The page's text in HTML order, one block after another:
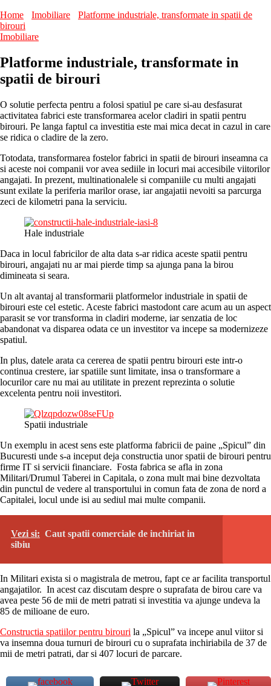
Home
Imobiliare
Platforme industriale, transformate in spatii de
birouri
Imobiliare
Platforme industriale, transformate in
spatii de birouri
O solutie perfecta pentru a folosi spatiul pe care si-au desfasurat
activitatea fabrici este transformarea acelor cladiri in spatii pentru
birouri. Pe langa faptul ca investitia este mai mica decat in cazul in care
se ridica o cladire de la zero.
Totodata, transformarea fostelor fabrici in spatii de birouri inseamna ca
si aceste noi companii vor avea sediile in locuri mai accesibile viitorilor
angajati. In prezent, multinationalele si companiile cu multi angajati
sunt exilate la periferia marilor orase, iar angajatii nevoiti sa parcurga
zeci de kilometri pana la serviciu.
Hale industriale
Daca in locul fabricilor de alta data s-ar ridica aceste spatii pentru
birouri, angajati nu ar mai pierde timp sa ajunga pana la birou
dimineata si seara.
Un alt avantaj al transformarii platformelor industriale in spatii de
birouri este cel estetic. Aceste fabrici mastodont care acum au un aspect
parasit se vor transforma in cladiri moderne, iar senzatia de loc
abandonat va disparea odata ce un investitor va incepe sa modernizeze
spatiul.
In plus, datele arata ca cererea de spatii pentru birouri este intr-o
continua crestere, iar spatiile sunt limitate, insa o transformare a
locurilor care nu mai au utilitate in prezent reprezinta o solutie
excelenta pentru noii investitori.
Spatii industriale
Un exemplu in acest sens este platforma fabricii de paine „Spicul” din
Bucuresti unde s-a inceput deja constructia unor spatii de birouri pentru
firme IT si servicii financiare. Fosta fabrica se afla in zona
Militari/Drumul Taberei in Capitala, o zona mult mai bine dezvoltata
din punctul de vedere al transportului in comun fata de zona de nord a
Capitalei, locul unde isi au sediul mai multe companii.
Vezi si: Caut spatii comerciale de inchiriat in
sibiu
In Militari exista si o magistrala de metrou, fapt ce ar facilita transportul
angajatilor. In acest caz discutam despre o suprafata de birou care va
avea peste 56 de mii de metri patrati si investitia va ajunge undeva la
85 de milioane de euro.
Constructia spatiilor pentru birouri la „Spicul” va incepe anul viitor si
va insemna doua turnuri de birouri cu o suprafata inchiriabila de 37 de
mii de metri patrati, dar si 407 locuri de parcare.